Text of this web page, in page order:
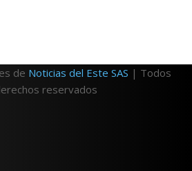
de Noticias del Este SAS | Todos
reservados